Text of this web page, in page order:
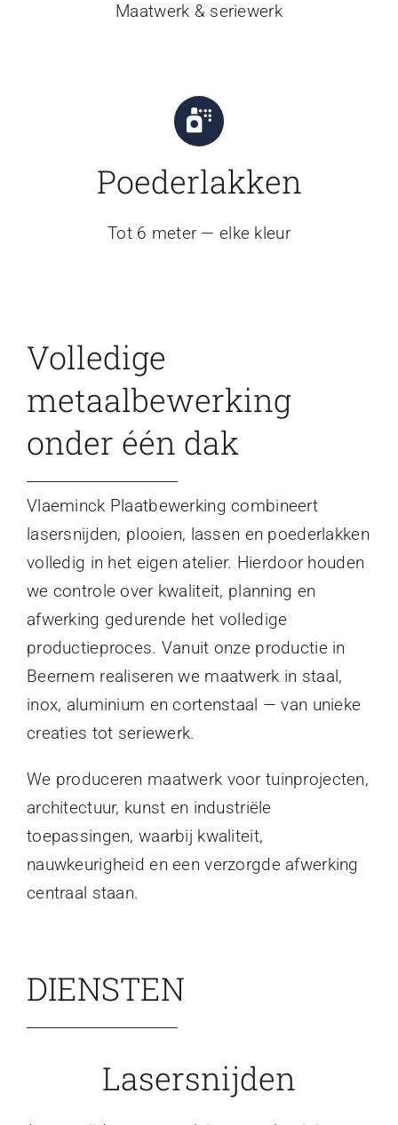
Maatwerk & seriewerk
Poederlakken
Tot 6 meter — elke kleur
Volledige
metaalbewerking
onder één dak
Vlaeminck Plaatbewerking combineert
lasersnijden, plooien, lassen en poederlakken
volledig in het eigen atelier. Hierdoor houden
we controle over kwaliteit, planning en
afwerking gedurende het volledige
productieproces. Vanuit onze productie in
Beernem realiseren we maatwerk in staal,
inox, aluminium en cortenstaal — van unieke
creaties tot seriewerk.
We produceren maatwerk voor tuinprojecten,
architectuur, kunst en industriële
toepassingen, waarbij kwaliteit,
nauwkeurigheid en een verzorgde afwerking
centraal staan.
DIENSTEN
Lasersnijden